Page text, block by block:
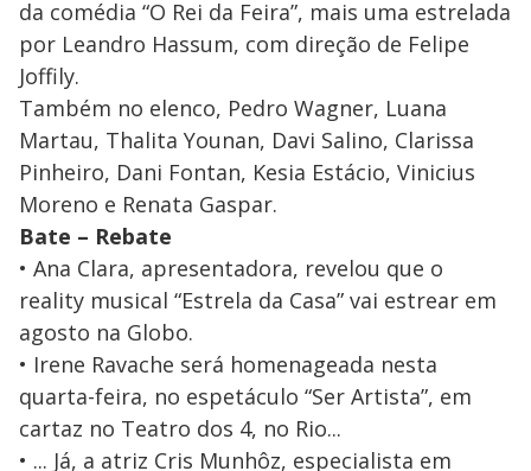
da comédia “O Rei da Feira”, mais uma estrelada
por Leandro Hassum, com direção de Felipe
Joffily.
Também no elenco, Pedro Wagner, Luana
Martau, Thalita Younan, Davi Salino, Clarissa
Pinheiro, Dani Fontan, Kesia Estácio, Vinicius
Moreno e Renata Gaspar.
Bate – Rebate
• Ana Clara, apresentadora, revelou que o
reality musical “Estrela da Casa” vai estrear em
agosto na Globo.
• Irene Ravache será homenageada nesta
quarta-feira, no espetáculo “Ser Artista”, em
cartaz no Teatro dos 4, no Rio...
• ... Já, a atriz Cris Munhôz, especialista em